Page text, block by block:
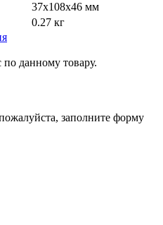
37х108х46 мм
0.27 кг
данному товару.
заполните форму